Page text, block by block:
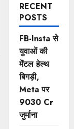
RECENT
POSTS
FB-Insta से
युवाओं की
मेंटल हेल्थ
बिगड़ी,
Meta पर
9030 Cr
जुर्माना